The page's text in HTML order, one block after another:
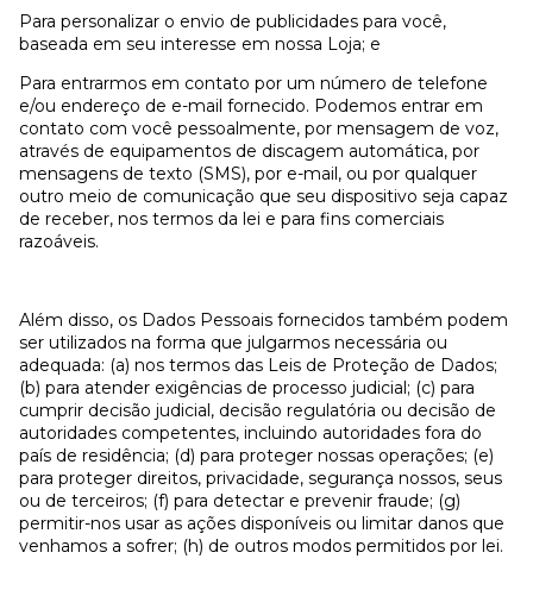
Para personalizar o envio de publicidades para você,
baseada em seu interesse em nossa Loja; e
Para entrarmos em contato por um número de telefone
e/ou endereço de e-mail fornecido. Podemos entrar em
contato com você pessoalmente, por mensagem de voz,
através de equipamentos de discagem automática, por
mensagens de texto (SMS), por e-mail, ou por qualquer
outro meio de comunicação que seu dispositivo seja capaz
de receber, nos termos da lei e para fins comerciais
razoáveis.
Além disso, os Dados Pessoais fornecidos também podem
ser utilizados na forma que julgarmos necessária ou
adequada: (a) nos termos das Leis de Proteção de Dados;
(b) para atender exigências de processo judicial; (c) para
cumprir decisão judicial, decisão regulatória ou decisão de
autoridades competentes, incluindo autoridades fora do
país de residência; (d) para proteger nossas operações; (e)
para proteger direitos, privacidade, segurança nossos, seus
ou de terceiros; (f) para detectar e prevenir fraude; (g)
permitir-nos usar as ações disponíveis ou limitar danos que
venhamos a sofrer; (h) de outros modos permitidos por lei.